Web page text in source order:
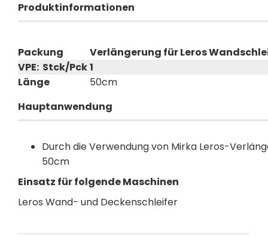
Produktinformationen
Packung
Verlängerung für Leros
VPE: Stck/Pck1
Länge
50cm
Hauptanwendung
Durch die Verwendung von Mirka Leros-
50cm
Einsatz für folgende Maschinen
Leros Wand- und Deckenschleifer